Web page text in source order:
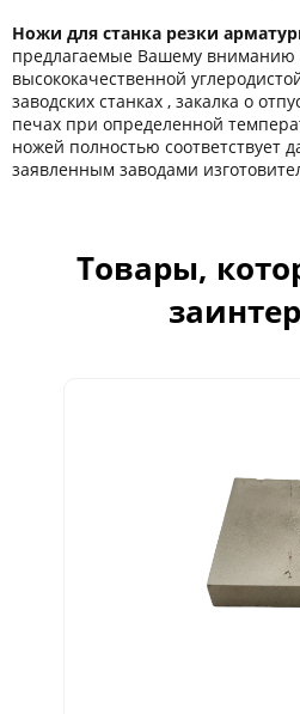
Ножи для станка резки
предлагаемые Вашему вниманию
высококачественной
заводских станках , закалка о
печах при определенной
ножей полностью соответствует
заявленным заводами
Товары,